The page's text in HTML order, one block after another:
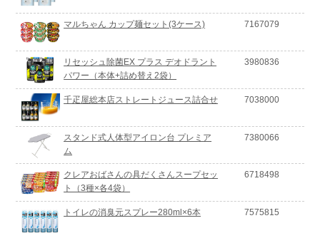
マルちゃん カップ麺セット(3ケース) 7167079
リセッシュ除菌EX プラス デオドラント
パワー（本体+詰め替え2袋）
3980836
千疋屋総本店ストレートジュース詰合せ 7038000
スタンド式人体型アイロン台 プレミア
ム
7380066
クレアおばさんの具だくさんスープセッ
ト（3種×各4袋）
6718498
トイレの消臭元スプレー280ml×6本 7575815